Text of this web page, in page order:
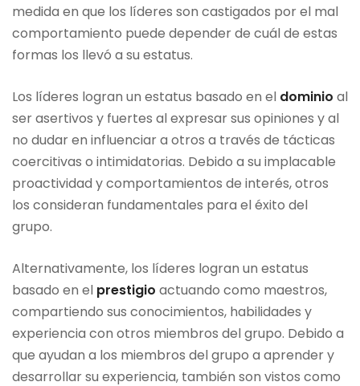
medida en que los líderes son castigados por el mal
comportamiento puede depender de cuál de estas
formas los llevó a su estatus.
Los líderes logran un estatus basado en el dominio al
ser asertivos y fuertes al expresar sus opiniones y al
no dudar en influenciar a otros a través de tácticas
coercitivas o intimidatorias. Debido a su implacable
proactividad y comportamientos de interés, otros
los consideran fundamentales para el éxito del
grupo.
Alternativamente, los líderes logran un estatus
basado en el prestigio actuando como maestros,
compartiendo sus conocimientos, habilidades y
experiencia con otros miembros del grupo. Debido a
que ayudan a los miembros del grupo a aprender y
desarrollar su experiencia, también son vistos como